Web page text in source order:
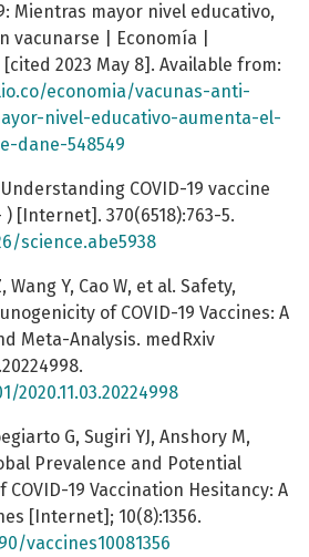
Mientras mayor nivel educativo,
vacunarse | Economía |
2023 May 8]. Available from:
economia/vacunas-anti-
nivel-educativo-aumenta-el-
dane-548549
COVID-19 vaccine
[Internet]. 370(6518):763-5.
science.abe5938
Wang Y, Cao W, et al. Safety,
of COVID-19 Vaccines: A
Meta-Analysis. medRxiv
2020.11.03.20224998
G, Sugiri YJ, Anshory M,
Prevalence and Potential
COVID-19 Vaccination Hesitancy: A
[Internet]; 10(8):1356.
vaccines10081356